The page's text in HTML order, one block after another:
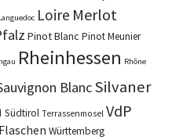
Loire Merlot
Pinot Blanc Pinot Meunier
Rheinhessen Rhône
BlancSilvaner
Südtirol Terrassenmosel VdP
Württemberg